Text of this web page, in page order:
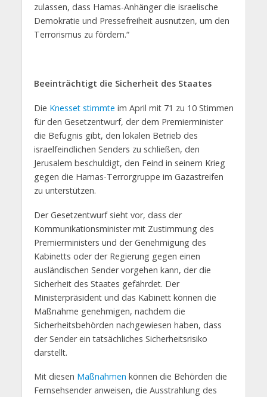
zulassen, dass Hamas-Anhänger die israelische
Demokratie und Pressefreiheit ausnutzen, um den
Terrorismus zu fördern.“
Beeinträchtigt die Sicherheit des Staates
Die Knesset stimmte im April mit 71 zu 10 Stimmen
für den Gesetzentwurf, der dem Premierminister
die Befugnis gibt, den lokalen Betrieb des
israelfeindlichen Senders zu schließen, den
Jerusalem beschuldigt, den Feind in seinem Krieg
gegen die Hamas-Terrorgruppe im Gazastreifen
zu unterstützen.
Der Gesetzentwurf sieht vor, dass der
Kommunikationsminister mit Zustimmung des
Premierministers und der Genehmigung des
Kabinetts oder der Regierung gegen einen
ausländischen Sender vorgehen kann, der die
Sicherheit des Staates gefährdet. Der
Ministerpräsident und das Kabinett können die
Maßnahme genehmigen, nachdem die
Sicherheitsbehörden nachgewiesen haben, dass
der Sender ein tatsächliches Sicherheitsrisiko
darstellt.
Mit diesen Maßnahmen können die Behörden die
Fernsehsender anweisen, die Ausstrahlung des